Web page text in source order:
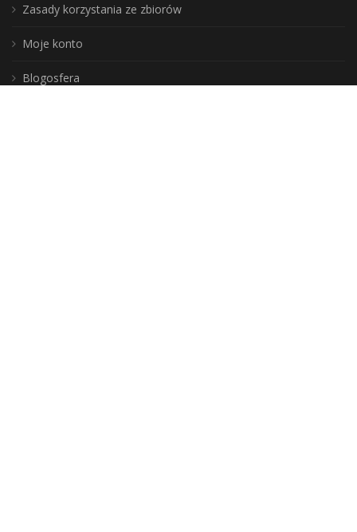
Zasady korzystania ze zbiorów
Moje konto
Blogosfera